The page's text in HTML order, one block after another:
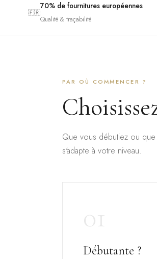
🇫🇷
70% de fournitures européennes
Qualité & traçabilité
PAR OÙ COMMENCER ?
Que vous débutiez ou
s'adapte à votre niveau.
Débutante ?